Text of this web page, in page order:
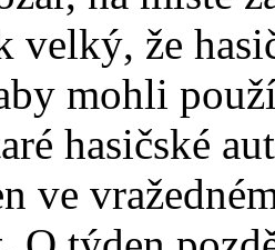
velký, že
mohli
hasičské
ve